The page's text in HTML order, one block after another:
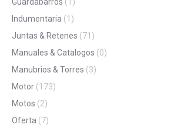
Indumentaria (1)
Juntas & Retenes (71)
Manuales & Catalogos (0)
Manubrios & Torres (3)
Motor (173)
Motos (2)
Oferta (7)